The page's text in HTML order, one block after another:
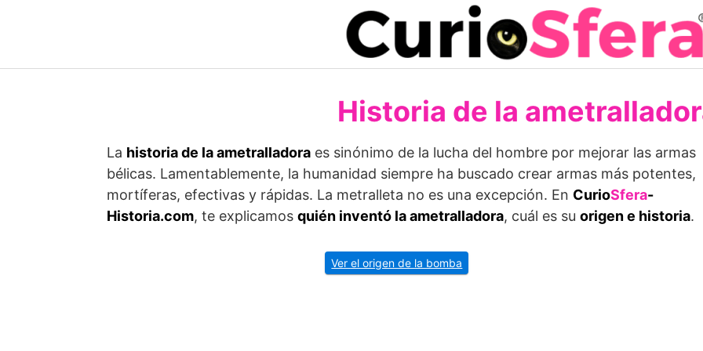
Historia de la
La historia de la ametralladora es sinónimo de la lucha del hombre por mejorar las armas
bélicas. Lamentablemente, la humanidad siempre ha buscado crear armas más potentes,
mortíferas, efectivas y rápidas. La metralleta no es una excepción. En CurioSfera-
Historia.com, te explicamos quién inventó la ametralladora, cuál es su origen e historia.
Ver el origen de la bomba